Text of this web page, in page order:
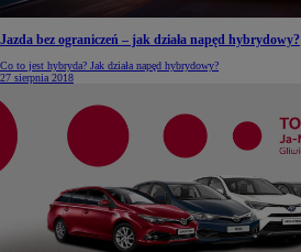
Jazda bez ograniczeń – jak działa napęd hybrydowy?
Co to jest hybryda? Jak działa napęd hybrydowy?
27 sierpnia 2018